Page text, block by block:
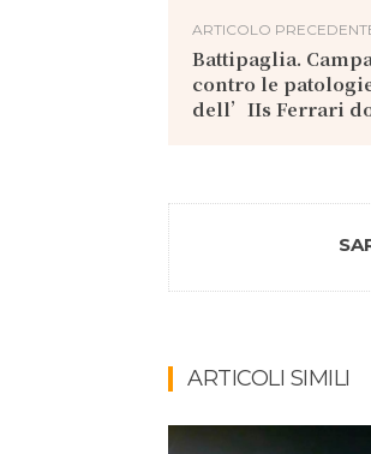
ARTICOLO
Battipaglia.
contro le
dell’IIs Ferrari
ARTICOLI SIMILI